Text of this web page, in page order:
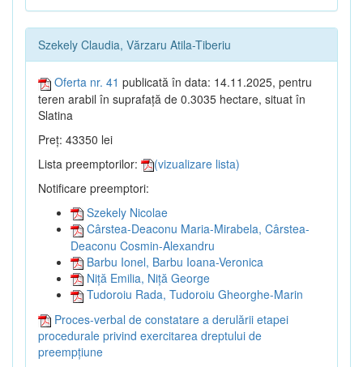
Szekely Claudia, Vărzaru Atila-Tiberiu
Oferta nr. 41 publicată în data: 14.11.2025, pentru
teren arabil în suprafață de 0.3035 hectare, situat în
Slatina
Preț: 43350 lei
Lista preemptorilor:
(vizualizare lista)
Notificare preemptori:
Szekely Nicolae
Cârstea-Deaconu Maria-Mirabela, Cârstea-
Deaconu Cosmin-Alexandru
Barbu Ionel, Barbu Ioana-Veronica
Niță Emilia, Niță George
Tudoroiu Rada, Tudoroiu Gheorghe-Marin
Proces-verbal de constatare a derulării etapei
procedurale privind exercitarea dreptului de
preempțiune